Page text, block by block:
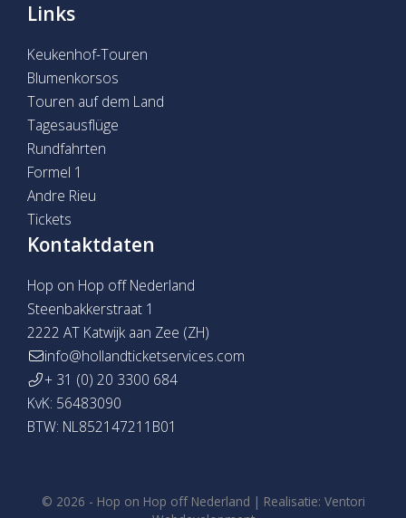
Links
Keukenhof-Touren
Blumenkorsos
Touren auf dem Land
Tagesausflüge
Rundfahrten
Formel 1
Andre Rieu
Tickets
Kontaktdaten
Hop on Hop off Nederland
Steenbakkerstraat 1
2222 AT Katwijk aan Zee (ZH)
info@hollandticketservices.com
+ 31 (0) 20 3300 684
KvK: 56483090
BTW: NL852147211B01
© 2026 - Hop on Hop off Nederland | Realisatie: Ventori